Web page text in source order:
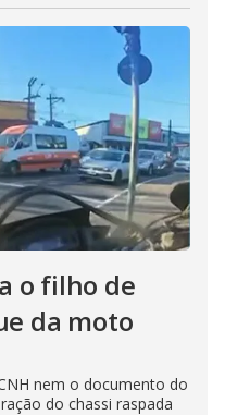
o filho de
da moto
nem o documento do
do chassi raspada